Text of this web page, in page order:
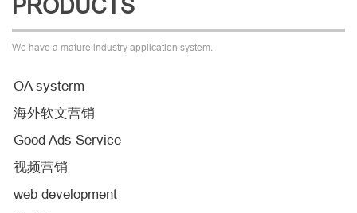
PRODUCTS
We have a mature industry application system.
OA systerm
海外软文营销
Good Ads Service
视频营销
web development